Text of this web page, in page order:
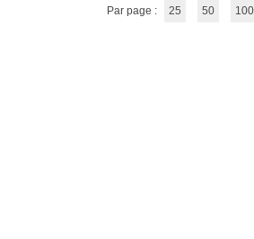
Par page : 25 50 100